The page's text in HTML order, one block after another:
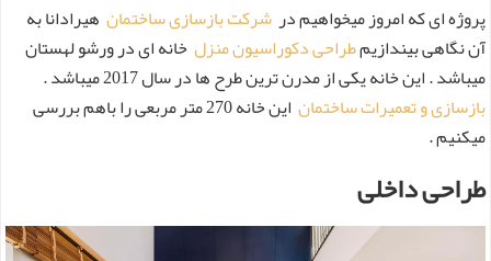
پروژه ای که امروز میخواهیم درشرکت بازسازی ساختمان هیرادانا به
آن نگاهی بیندازیمطراحی دکوراسیون منزل خانه ای در ورشو لهستان
میباشد . این خانه یکی از مدرن ترین طرح ها در سال 2017 میباشد .
بازسازی و تعمیرات ساختمان
این خانه 270 متر مربعی را باهم بررسی
میکنیم .
طراحی داخلی